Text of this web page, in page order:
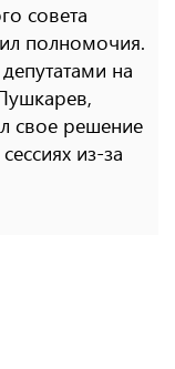
совета
полномочия.
на
свое решение
из-за